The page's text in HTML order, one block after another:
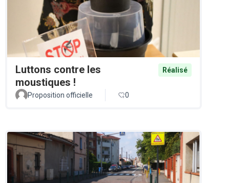
Luttons contre les
moustiques !
Réalisé
Proposition officielle 0